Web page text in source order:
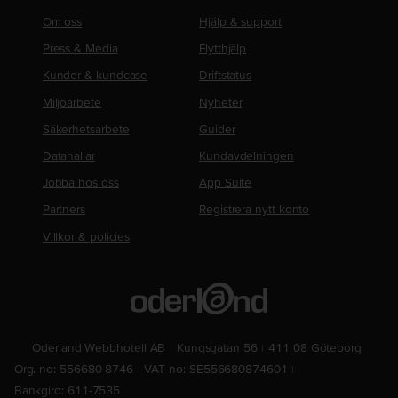
Om oss
Press & Media
Kunder & kundcase
Miljöarbete
Säkerhetsarbete
Datahallar
Jobba hos oss
Partners
Villkor & policies
Hjälp & support
Flytthjälp
Driftstatus
Nyheter
Guider
Kundavdelningen
App Suite
Registrera nytt konto
Oderland Webbhotell AB Kungsgatan 56
411 08 Göteborg
Org. no: 556680-8746
VAT no: SE556680874601
Bankgiro: 611-7535